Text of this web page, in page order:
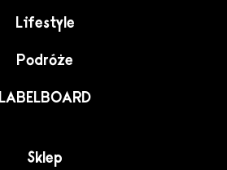
Lifestyle
Podróże
LABELBOARD
Sklep